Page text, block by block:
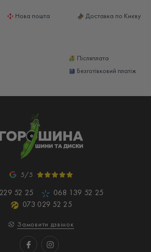
Нова пошта Доставка по Києву
Післяплата
Безготівковий платіж
5/5
52 25
068 139 52 25
073 029 52 25
Замовити дзвінок